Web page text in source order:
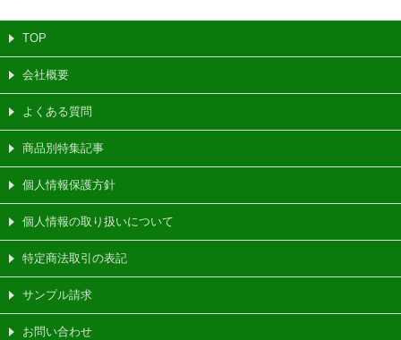
TOP
会社概要
よくある質問
商品別特集記事
個人情報保護方針
個人情報の取り扱いについて
特定商法取引の表記
サンプル請求
お問い合わせ